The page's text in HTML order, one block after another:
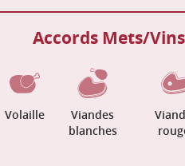
Accords Mets/Vins
Volaille
Viandes
blanches